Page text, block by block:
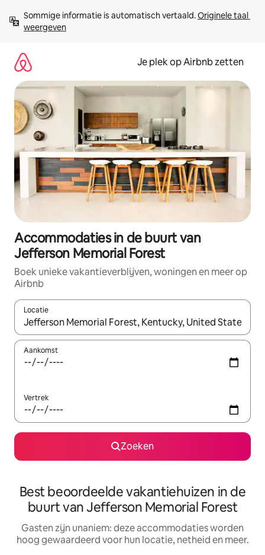
direct
naar
Sommige informatie is automatisch vertaald. Originele taal
weergeven
Je plek op Airbnb zetten
Accommodaties in de buurt van
Jefferson Memorial Forest
Boek unieke vakantieverblijven, woningen en meer op
Airbnb
Locatie
Wanneer er resultaten beschikbaar zijn, maak je een keuze
Aankomst
Vertrek
Zoeken
Best beoordeelde vakantiehuizen in de
buurt van Jefferson Memorial Forest
Gasten zijn unaniem: deze accommodaties worden
hoog gewaardeerd voor hun locatie, netheid en meer.